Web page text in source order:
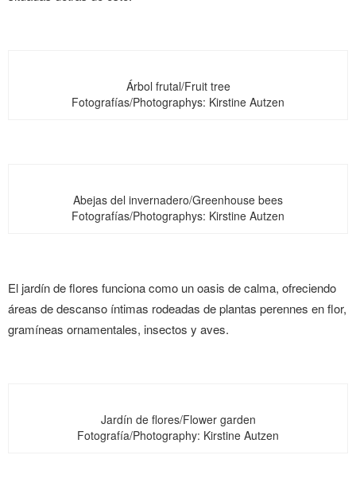
Árbol frutal/Fruit tree
Fotografías/Photographys: Kirstine Autzen
Abejas del invernadero/Greenhouse bees
Fotografías/Photographys: Kirstine Autzen
El jardín de flores funciona como un oasis de calma, ofreciendo
áreas de descanso íntimas rodeadas de plantas perennes en flor,
gramíneas ornamentales, insectos y aves.
Jardín de flores/Flower garden
Fotografía/Photography: Kirstine Autzen